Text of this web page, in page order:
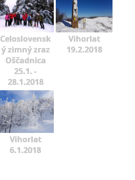
Celoslovensk
ý zimný zraz
Oščadnica
25.1. -
28.1.2018
Vihorlat
19.2.2018
Vihorlat
6.1.2018